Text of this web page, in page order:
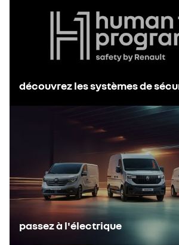
découvrez les systèmes de
passez à l'électrique